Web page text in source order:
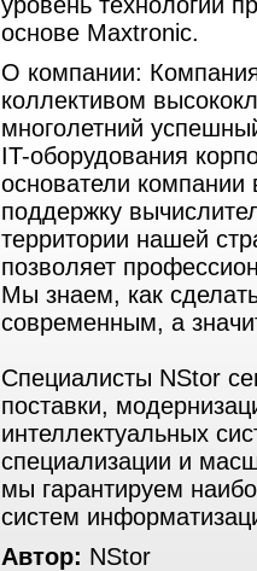
основе Maxtronic.
О компании:
коллективом
многолетний
IT-оборудования
основатели
поддержку
территории нашей
позволяет
Мы знаем, как
современным, а
Специалисты NStor
поставки,
интеллектуальных
специализации и
мы гарантируем
систем
Автор: NStor